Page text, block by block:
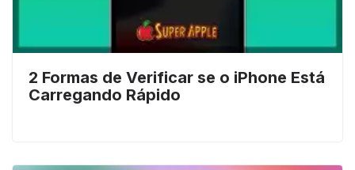
2 Formas de Verificar se o iPhone Está
Carregando Rápido